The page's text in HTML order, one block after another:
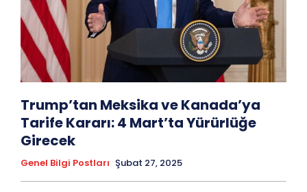
Trump’tan Meksika ve Kanada’ya
Tarife Kararı: 4 Mart’ta Yürürlüğe
Girecek
Genel Bilgi Postları Şubat 27, 2025